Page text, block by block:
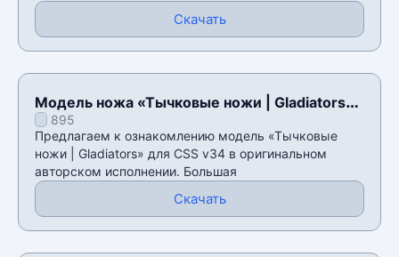
Скачать
Модель ножа «Тычковые ножи | Gladiators»
для CSS v34
895
Предлагаем к ознакомлению модель «Тычковые
ножи | Gladiators» для CSS v34 в оригинальном
авторском исполнении. Большая
Скачать